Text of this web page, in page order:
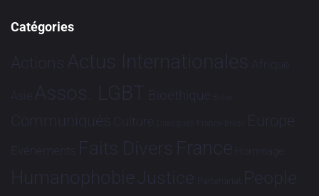
Catégories
Actions Actus Internationales Afrique
Asie Assos. LGBT Bioéthique Brève
Communiqués Culture Dialogues France-Brésil Europe
Evénements Faits Divers France Hommage
HumanophobieJustice Partenariat People